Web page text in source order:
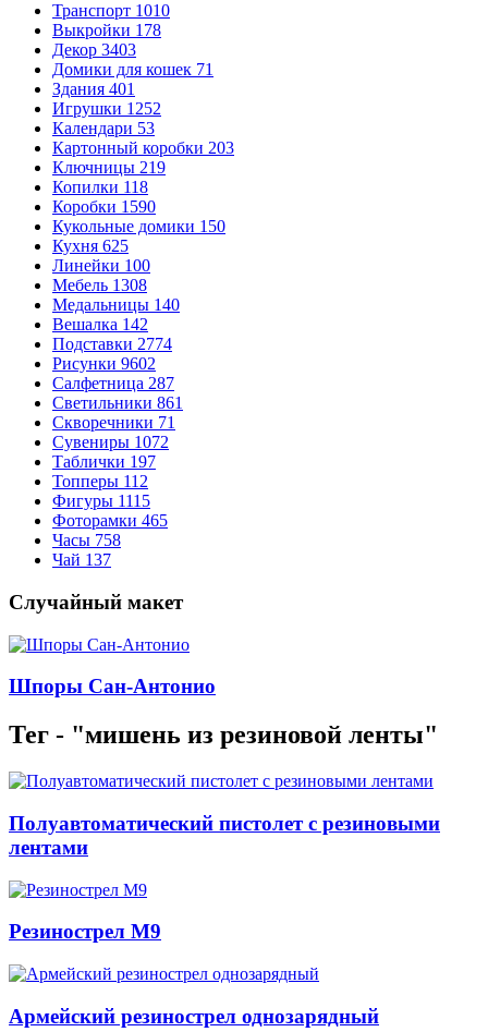
Транспорт 1010
Выкройки 178
Декор 3403
Домики для кошек 71
Здания 401
Игрушки 1252
Календари 53
Картонный коробки 203
Ключницы 219
Копилки 118
Коробки 1590
Кукольные домики 150
Кухня 625
Линейки 100
Мебель 1308
Медальницы 140
Вешалка 142
Подставки 2774
Рисунки 9602
Салфетница 287
Светильники 861
Скворечники 71
Сувениры 1072
Таблички 197
Топперы 112
Фигуры 1115
Фоторамки 465
Часы 758
Чай 137
Случайный макет
Шпоры Сан-Антонио
Тег - "мишень из резиновой ленты"
Полуавтоматический пистолет с резиновыми
лентами
Резинострел M9
Армейский резинострел однозарядный